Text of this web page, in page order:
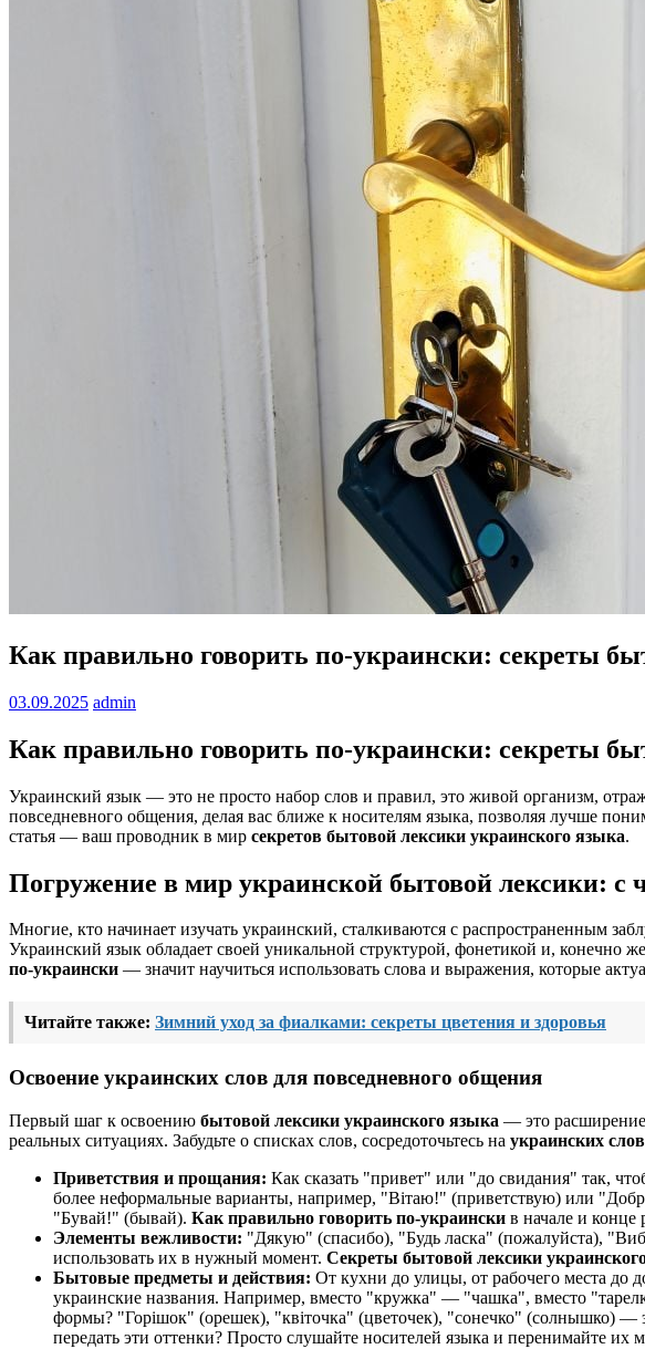
Как правильно говорить по-украински: секреты
03.09.2025 admin
Как правильно говорить по-украински: секреты
Украинский язык — это не просто набор слов и правил, это живой организм,
повседневного общения, делая вас ближе к носителям языка, позволяя лучше
статья — ваш проводник в мир секретов бытовой лексики украинского языка.
Погружение в мир украинской бытовой лексики: с
Многие, кто начинает изучать украинский, сталкиваются с распространенным
Украинский язык обладает своей уникальной структурой, фонетикой и, конечно
по-украински — значит научиться использовать слова и выражения, которые
Читайте также: Зимний уход за фиалками: секреты цветения и здоровья
Освоение украинских слов для повседневного общения
Первый шаг к освоению бытовой лексики украинского языка — это расширение
реальных ситуациях. Забудьте о списках слов, сосредоточьтесь на украинских
Приветствия и прощания: Как сказать "привет" или "до свидания" так,
более неформальные варианты, например, "Вітаю!" (приветствую) или
"Бувай!" (бывай). Как правильно говорить по-украински в начале и конце
Элементы вежливости: "Дякую" (спасибо), "Будь ласка" (пожалуйста),
использовать их в нужный момент. Секреты бытовой лексики
Бытовые предметы и действия: От кухни до улицы, от рабочего места до
украинские названия. Например, вместо "кружка" — "чашка", вместо
формы? "Горішок" (орешек), "квіточка" (цветочек), "сонечко" (солнышко)
передать эти оттенки? Просто слушайте носителей языка и перенимайте их